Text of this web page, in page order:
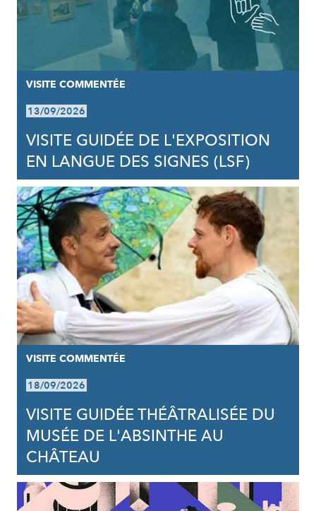
VISITE COMMENTÉE
13/09/2026
VISITE GUIDÉE DE L'EXPOSITION
EN LANGUE DES SIGNES (LSF)
VISITE COMMENTÉE
18/09/2026
VISITE GUIDÉE THÉÂTRALISÉE DU
MUSÉE DE L'ABSINTHE AU
CHÂTEAU